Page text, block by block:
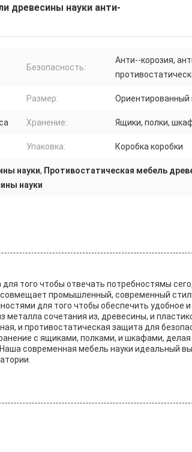
древесины науки анти-
Безопасность:
Анти--корозия,
Размер: Ориентированный
Хранение: Ящики, полки,
Упаковка: Коробка коробки
науки, Противостатическая мебель
науки
того чтобы отвечать потребностямы
промышленный, современный
для того чтобы обеспечить удобное и
сочетания из, древесины, и
и противостатическая защита для
с ящиками, полками, и шкафами, делая
современная мебель науки идеальный